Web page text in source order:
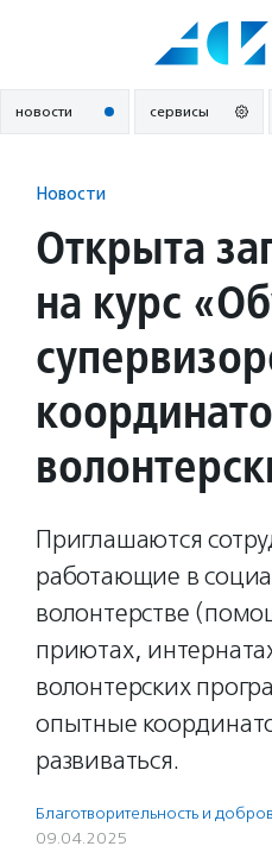
новости сервисы
Новости
Открыта
на курс
Приглашаются
работающие в
волонтерстве
приютах,
волонтерских
опытные
развиваться.
Благотвори­тель­ность и
09.04.2025